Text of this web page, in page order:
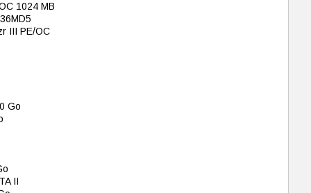
1024 MB
III PE/OC
Go
II